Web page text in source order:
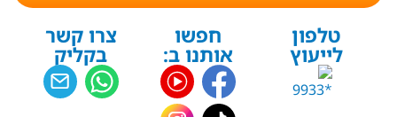
טלפון
לייעוץ
חפשו
אותנו ב:
צרו קשר
בקליק